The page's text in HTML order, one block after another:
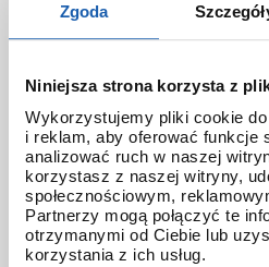
Zgoda
Niniejsza strona korzysta z
Wykorzystujemy pliki cookie
i reklam, aby oferować funkcje
analizować ruch w naszej
korzystasz z naszej witryny,
społecznościowym,
Partnerzy mogą połączyć te
otrzymanymi od Ciebie lub
korzystania z ich usług.
gst-b500
gsw-
gwarancja 3+3
gwf
gwf-a1000apf
gwf-
gwg-2000
gwg-2000tlc
gwr-b1000
gwr-b1000hj
hidden talents
honda jet